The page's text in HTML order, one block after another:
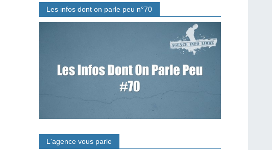
Les infos dont on parle peu n°70
L'agence vous parle